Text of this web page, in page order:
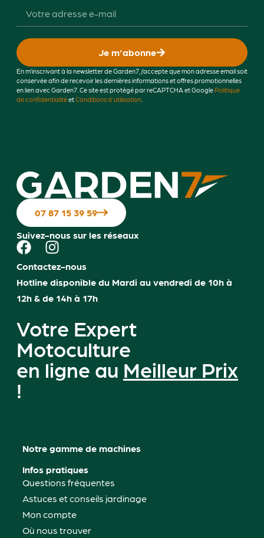
Je m'abonne
En m’inscrivant à la newsletter de Garden7, j’accepte que mon adresse email soit
conservée afin de recevoir les dernières informations et offres promotionnelles
en lien avec Garden7. Ce site est protégé par reCAPTCHA et GooglePolitique
de confidentialitéetConditions d'utilisation.
07 87 15 39 59
Suivez-nous sur les réseaux
Contactez-nous
Hotline disponible du Mardi au vendredi de 10h à
12h & de 14h à 17h
Votre Expert
Motoculture
en ligne au Meilleur Prix
!
Notre gamme de machines
Infos pratiques
Questions fréquentes
Astuces et conseils jardinage
Mon compte
Où nous trouver